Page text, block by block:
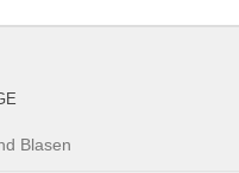
Blasen